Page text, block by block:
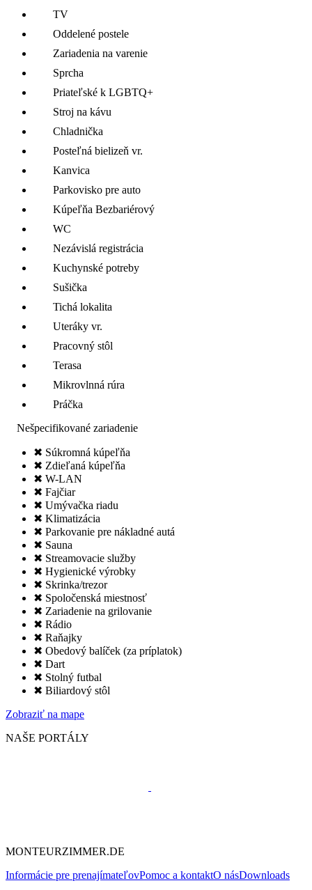
TV
Oddelené postele
Zariadenia na varenie
Sprcha
Priateľské k LGBTQ+
Stroj na kávu
Chladnička
Posteľná bielizeň vr.
Kanvica
Parkovisko pre auto
Kúpeľňa Bezbariérový
WC
Nezávislá registrácia
Kuchynské potreby
Sušička
Tichá lokalita
Uteráky vr.
Pracovný stôl
Terasa
Mikrovlnná rúra
Práčka
Nešpecifikované zariadenie
✖ Súkromná kúpeľňa
✖ Zdieľaná kúpeľňa
✖ W-LAN
✖ Fajčiar
✖ Umývačka riadu
✖ Klimatizácia
✖ Parkovanie pre nákladné autá
✖ Sauna
✖ Streamovacie služby
✖ Hygienické výrobky
✖ Skrinka/trezor
✖ Spoločenská miestnosť
✖ Zariadenie na grilovanie
✖ Rádio
✖ Raňajky
✖ Obedový balíček (za príplatok)
✖ Dart
✖ Stolný futbal
✖ Biliardový stôl
Zobraziť na mape
NAŠE PORTÁLY
MONTEURZIMMER.DE
Informácie pre prenajímateľovPomoc a kontaktO násDownloads